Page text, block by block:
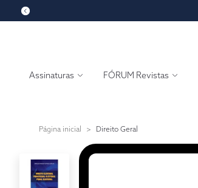
Assinaturas FÓRUM Revistas
Página inicial > Direito Geral